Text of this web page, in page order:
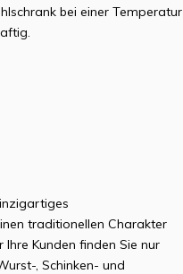
bei einer Temperatur
traditionellen Charakter
Ihre Kunden finden Sie nur
, Schinken- und